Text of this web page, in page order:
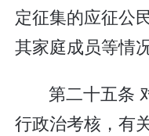
定征集的应征公
其家庭成员等情况
第二十五条
行政治考核，有